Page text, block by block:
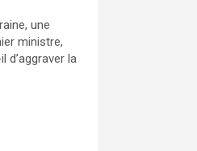
une
ministre,
d’aggraver la